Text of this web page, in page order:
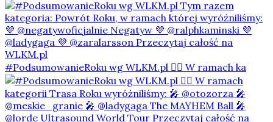
#PodsumowanieRoku wg WLKM.pl 👇🏻 W ramach ka